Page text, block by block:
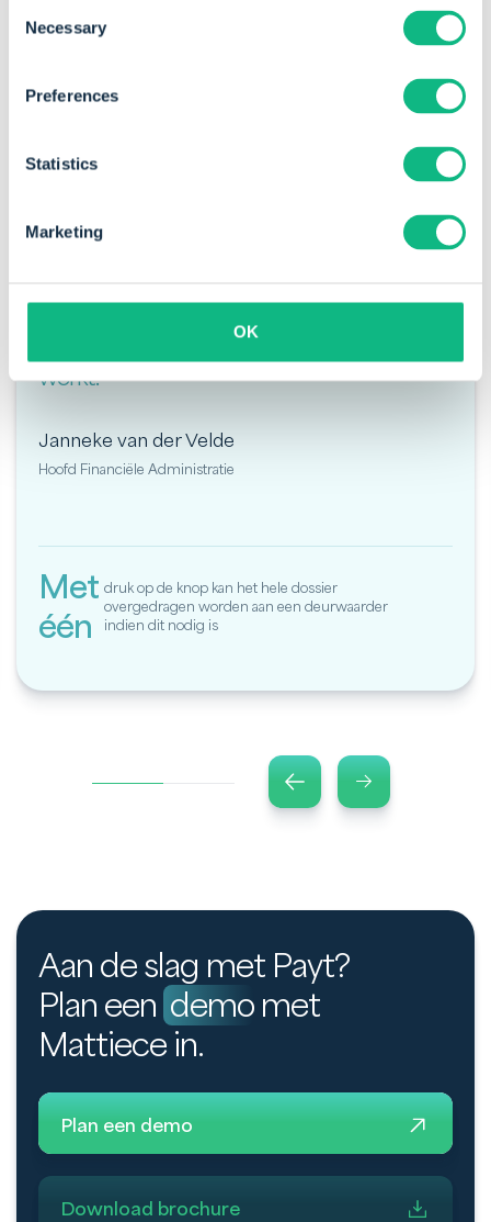
Selection
Necessary
Preferences
Statistics
Marketing
OK
incassotrajecten starten, geeft aan dat het
debiteurenbeheer van Payt gewoon
werkt."
Janneke van der Velde
Hoofd Financiële Administratie
Met
één
druk op de knop kan het hele dossier
overgedragen worden aan een deurwaarder
indien dit nodig is
Aan de slag met Payt?
Plan een demo met
Mattiece in.
Plan een demo
Download brochure